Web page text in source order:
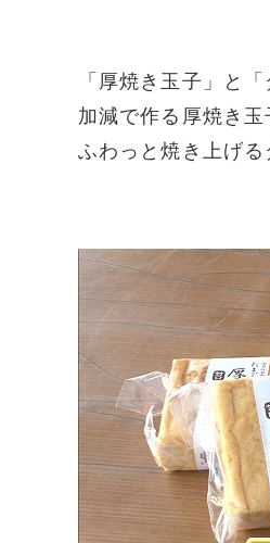
「厚焼き玉子」と
加減で作る厚焼き
ふわっと焼き上げ